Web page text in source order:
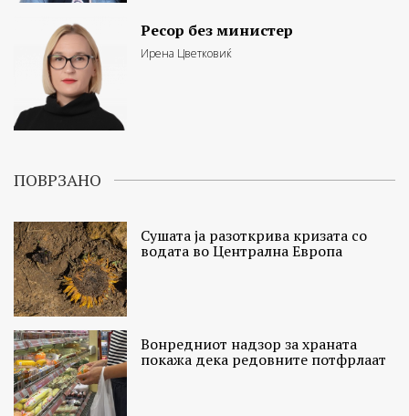
Ресор без министер
Ирена Цветковиќ
ПОВРЗАНО
Сушата ја разоткрива кризата со
водата во Централна Европа
Вонредниот надзор за храната
покажа дека редовните потфрлаат